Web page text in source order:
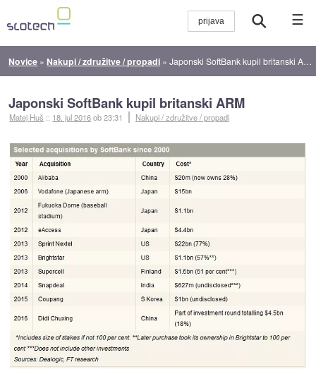
☰
Novice » Nakupi / združitve / propadi »Japonski SoftBank kupil britanski ARM
Japonski SoftBank kupil britanski ARM
Matej Huš :: 18. jul 2016ob 23:31 Nakupi / združitve / propadi